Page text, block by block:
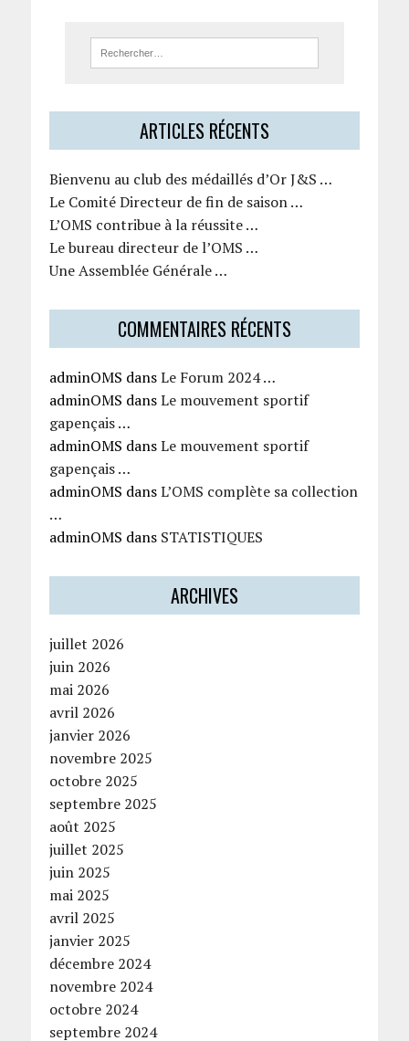
ARTICLES RÉCENTS
Bienvenu au club des médaillés d’Or J&S …
Le Comité Directeur de fin de saison …
L’OMS contribue à la réussite …
Le bureau directeur de l’OMS …
Une Assemblée Générale …
COMMENTAIRES RÉCENTS
adminOMS dansLe Forum 2024 …
adminOMS dansLe mouvement sportif
gapençais …
adminOMS dansLe mouvement sportif
gapençais …
adminOMS dansL’OMS complète sa collection
…
adminOMS dans STATISTIQUES
ARCHIVES
juillet 2026
juin 2026
mai 2026
avril 2026
janvier 2026
novembre 2025
octobre 2025
septembre 2025
août 2025
juillet 2025
juin 2025
mai 2025
avril 2025
janvier 2025
décembre 2024
novembre 2024
octobre 2024
septembre 2024